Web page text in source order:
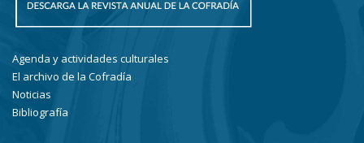
Agenda y actividades culturales
El archivo de la Cofradía
Noticias
Bibliografía